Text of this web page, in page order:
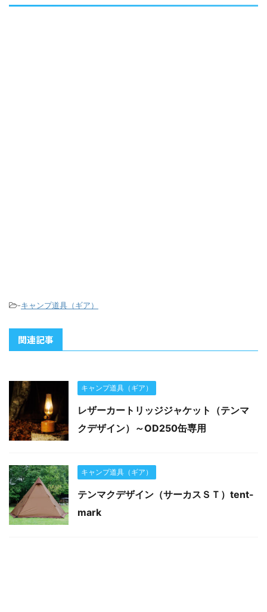
-キャンプ道具（ギア）
関連記事
キャンプ道具（ギア）
レザーカートリッジジャケット（テンマ
クデザイン）～OD250缶専用
キャンプ道具（ギア）
テンマクデザイン（サーカスＳＴ）tent-
mark